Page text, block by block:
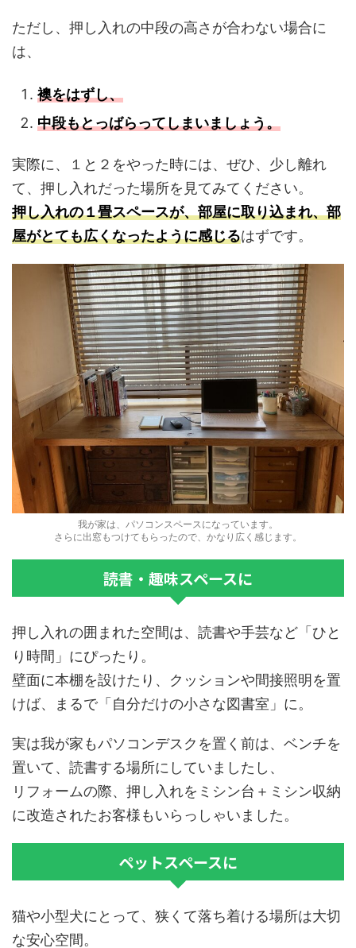
ただし、押し入れの中段の高さが合わない場合に
は、
襖をはずし、
中段もとっばらってしまいましょう。
実際に、１と２をやった時には、ぜひ、少し離れ
て、押し入れだった場所を見てみてください。
押し入れの１畳スペースが、部屋に取り込まれ、部
屋がとても広くなったように感じるはずです。
我が家は、パソコンスペースになっています。
さらに出窓もつけてもらったので、かなり広く感じます。
読書・趣味スペースに
押し入れの囲まれた空間は、読書や手芸など「ひと
り時間」にぴったり。
壁面に本棚を設けたり、クッションや間接照明を置
けば、まるで「自分だけの小さな図書室」に。
実は我が家もパソコンデスクを置く前は、ベンチを
置いて、読書する場所にしていましたし、
リフォームの際、押し入れをミシン台＋ミシン収納
に改造されたお客様もいらっしゃいました。
ペットスペースに
猫や小型犬にとって、狭くて落ち着ける場所は大切
な安心空間。